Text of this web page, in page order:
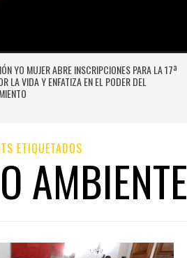
YO MUJER ABRE INSCRIPCIONES PARA LA 17ª
LA VIDA Y ENFATIZA EN EL PODER DEL
ETIQUETADOS
AMBIENTE